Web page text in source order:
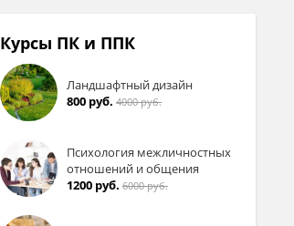
Курсы ПК и ППК
Ландшафтный дизайн
800 руб. 4000 руб.
Психология межличностных
отношений и общения
1200 руб. 6000 руб.